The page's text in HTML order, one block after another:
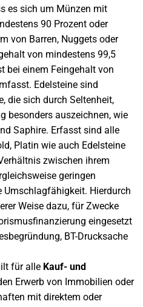
es sich um Münzen mit
90 Prozent oder
von Barren, Nuggets oder
von mindestens 99,5
bei einem Feingehalt von
Edelsteine sind
die sich durch Seltenheit,
besonders auszeichnen, wie
Saphire. Erfasst sind alle
Platin wie auch Edelsteine
zwischen ihrem
geringen
Umschlagfähigkeit. Hierdurch
Weise dazu, für Zwecke
eingesetzt
BT-Drucksache
für alle Kauf- und
Erwerb von Immobilien oder
mit direktem oder